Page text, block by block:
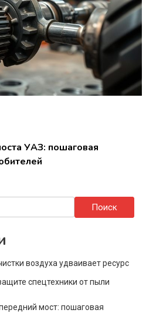
УАЗ: пошаговая
Найти:
воздуха удваивает ресурс
спецтехники от пыли
мост: пошаговая